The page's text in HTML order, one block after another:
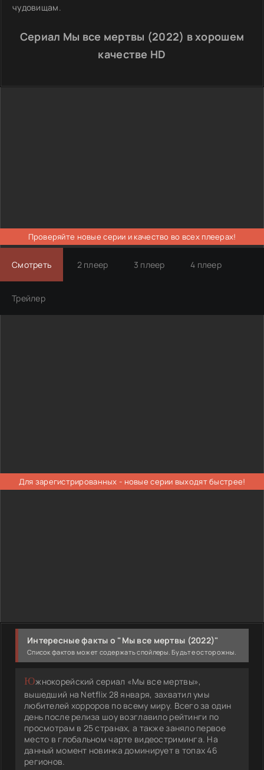
чудовищам.
Сериал Мы все мертвы (2022) в хорошем
качестве HD
Проверяйте новые серии и качество во всех плеерах!
Смотреть 2 плеер 3 плеер 4 плеер
Трейлер
Для зарегистрированных - новые серии выходят быстрее!
Интересные факты о "Мы все мертвы (2022)"
Список фактов может содержать спойлеры. Будьте осторожны.
Южнокорейский сериал «Мы все мертвы»,
вышедший на Netflix 28 января, захватил умы
любителей хорроров по всему миру. Всего за один
день после релиза шоу возглавило рейтинги по
просмотрам в 25 странах, а также заняло первое
место в глобальном чарте видеостриминга. На
данный момент новинка доминирует в топах 46
регионов.